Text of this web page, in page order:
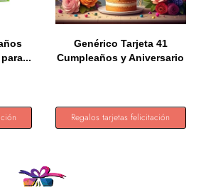
Genérico Tarjeta 41
Cumpleaños y Aniversario
Regalos tarjetas felicitación